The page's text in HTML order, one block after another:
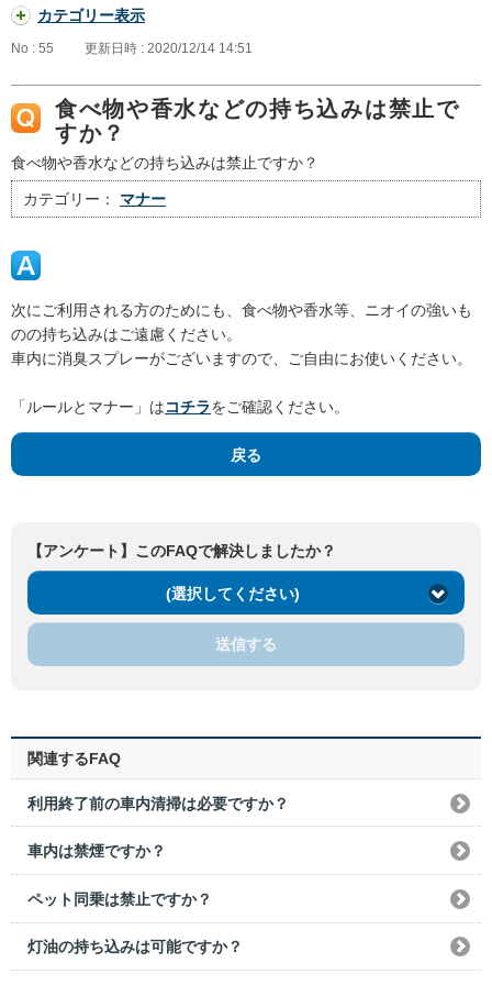
カテゴリー表示
No : 55 更新日時 : 2020/12/14 14:51
食べ物や香水などの持ち込みは禁止で
すか？
食べ物や香水などの持ち込みは禁止ですか？
カテゴリー： マナー
次にご利用される方のためにも、食べ物や香水等、ニオイの強いも
のの持ち込みはご遠慮ください。
車内に消臭スプレーがございますので、ご自由にお使いください。
「ルールとマナー」はコチラをご確認ください。
戻る
【アンケート】このFAQで解決しましたか？
(選択してください)
送信する
関連するFAQ
利用終了前の車内清掃は必要ですか？
車内は禁煙ですか？
ペット同乗は禁止ですか？
灯油の持ち込みは可能ですか？